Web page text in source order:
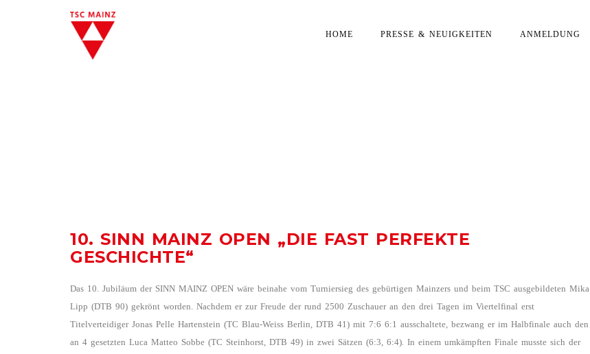
HOME PRESSE & NEUIGKEITEN ANMELDUNG
10. SINN MAINZ OPEN „DIE FAST PERFEKTE
GESCHICHTE“
Das 10. Jubiläum der SINN MAINZ OPEN wäre beinahe vom Turniersieg des gebürtigen Mainzers und beim TSC ausgebildeten Mika
Lipp (DTB 90) gekrönt worden. Nachdem er zur Freude der rund 2500 Zuschauer an den drei Tagen im Viertelfinal erst
Titelverteidiger Jonas Pelle Hartenstein (TC Blau-Weiss Berlin, DTB 41) mit 7:6 6:1 ausschaltete, bezwang er im Halbfinale auch den
an 4 gesetzten Luca Matteo Sobbe (TC Steinhorst, DTB 49) in zwei Sätzen (6:3, 6:4). In einem umkämpften Finale musste sich der